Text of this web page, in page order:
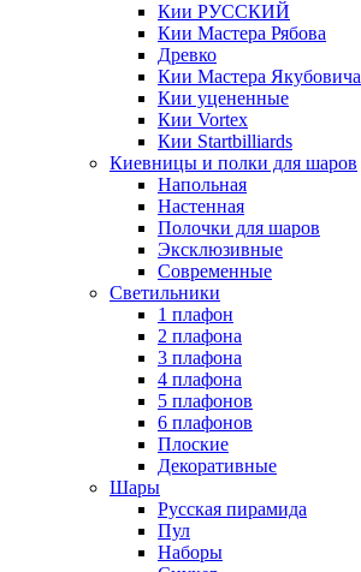
Кии РУССКИЙ
Кии Мастера Рябова
Древко
Кии Мастера Якубовича
Кии уцененные
Кии Vortex
Кии Startbilliards
Киевницы и полки для шаров
Напольная
Настенная
Полочки для шаров
Эксклюзивные
Современные
Светильники
1 плафон
2 плафона
3 плафона
4 плафона
5 плафонов
6 плафонов
Плоские
Декоративные
Шары
Русская пирамида
Пул
Наборы